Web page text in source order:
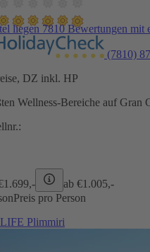
liegen 7810 Bewertungen mit
(7810)
DZ inkl. HP
Wellness-Bereiche auf Gran
1.699,- ab €1.005,-
Preis pro Person
Plimmiri